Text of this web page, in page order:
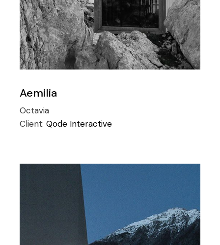
Aemilia
Octavia
Client:Qode Interactive